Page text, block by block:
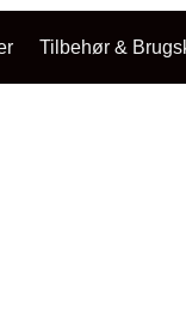
Tilbehør &